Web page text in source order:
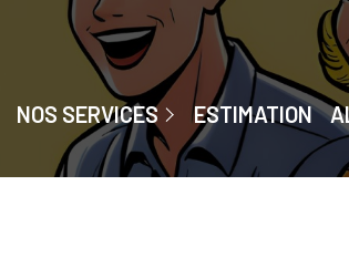
NOS SERVICES
Accompagnement De A À Z
Chasseur Immobilier
Home Staging
ESTIMATION